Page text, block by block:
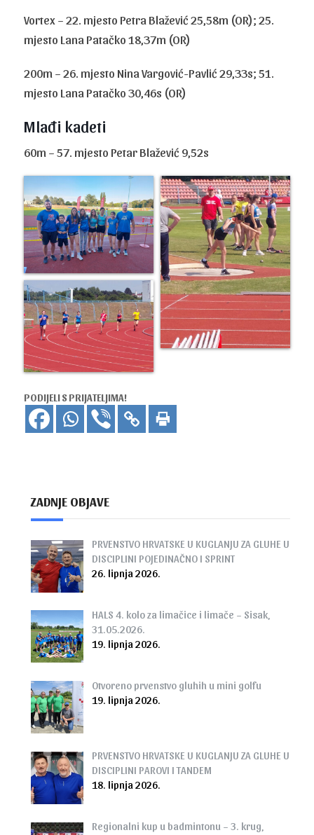
Vortex – 22. mjesto Petra Blažević 25,58m (OR); 25.
mjesto Lana Patačko 18,37m (OR)
200m – 26. mjesto Nina Vargović-Pavlić 29,33s; 51.
mjesto Lana Patačko 30,46s (OR)
Mlađi kadeti
60m – 57. mjesto Petar Blažević 9,52s
PODIJELI S PRIJATELJIMA!
ZADNJE OBJAVE
PRVENSTVO HRVATSKE U KUGLANJU ZA GLUHE U
DISCIPLINI POJEDINAČNO I SPRINT
26. lipnja 2026.
HALS 4. kolo za limačice i limače – Sisak,
31.05.2026.
19. lipnja 2026.
Otvoreno prvenstvo gluhih u mini golfu
19. lipnja 2026.
PRVENSTVO HRVATSKE U KUGLANJU ZA GLUHE U
DISCIPLINI PAROVI I TANDEM
18. lipnja 2026.
Regionalni kup u badmintonu – 3. krug,